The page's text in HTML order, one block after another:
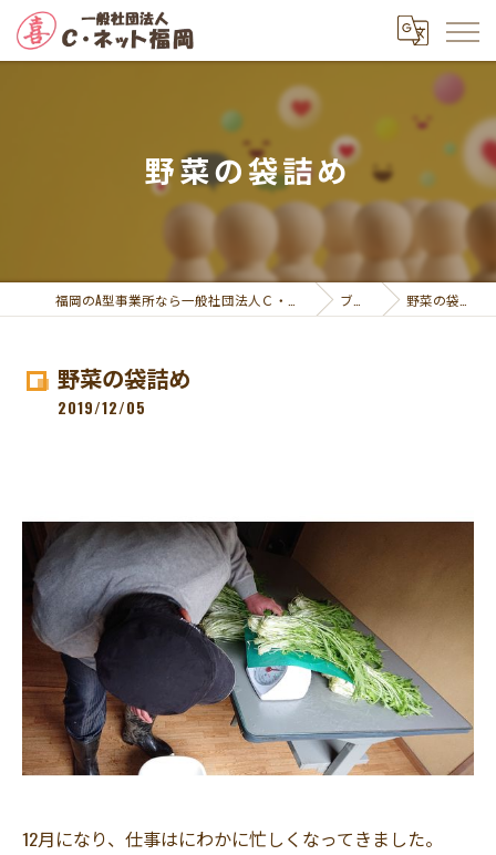
野菜の袋詰め
ブログ 野菜の袋詰め
野菜の袋詰め
2019/12/05
12月になり、仕事はにわかに忙しくなってきました。